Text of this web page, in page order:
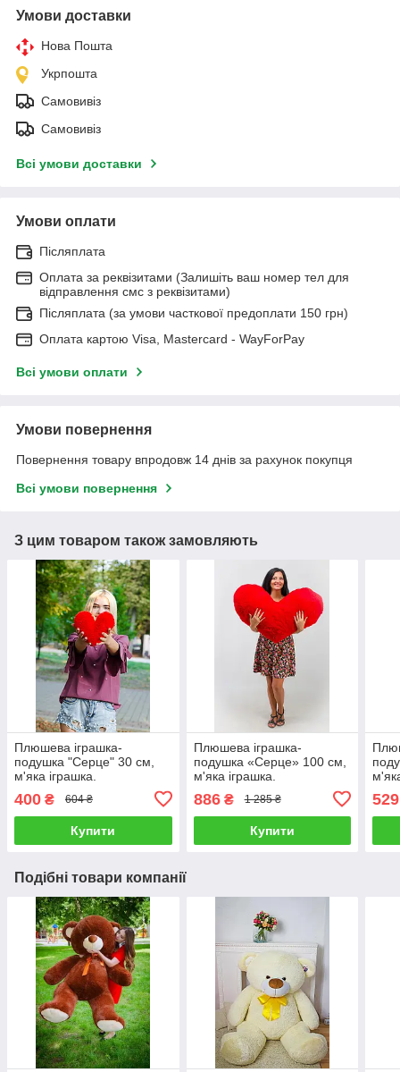
Умови доставки
Нова Пошта
Укрпошта
Самовивіз
Самовивіз
Всі умови доставки
Умови оплати
Післяплата
Оплата за реквізитами (Залишіть ваш номер тел для
відправлення смс з реквізитами)
Післяплата (за умови часткової предоплати 150 грн)
Оплата картою Visa, Mastercard - WayForPay
Всі умови оплати
Умови повернення
Повернення товару впродовж 14 днів за рахунок покупця
Всі умови повернення
З цим товаром також замовляють
Плюшева іграшка-
подушка "Серце" 30 см,
м'яка іграшка.
400 ₴ 604 ₴
Купити
Плюшева іграшка-
подушка «Серце» 100 см,
м'яка іграшка.
886₴ 1 285 ₴
Купити
529
Подібні товари компанії